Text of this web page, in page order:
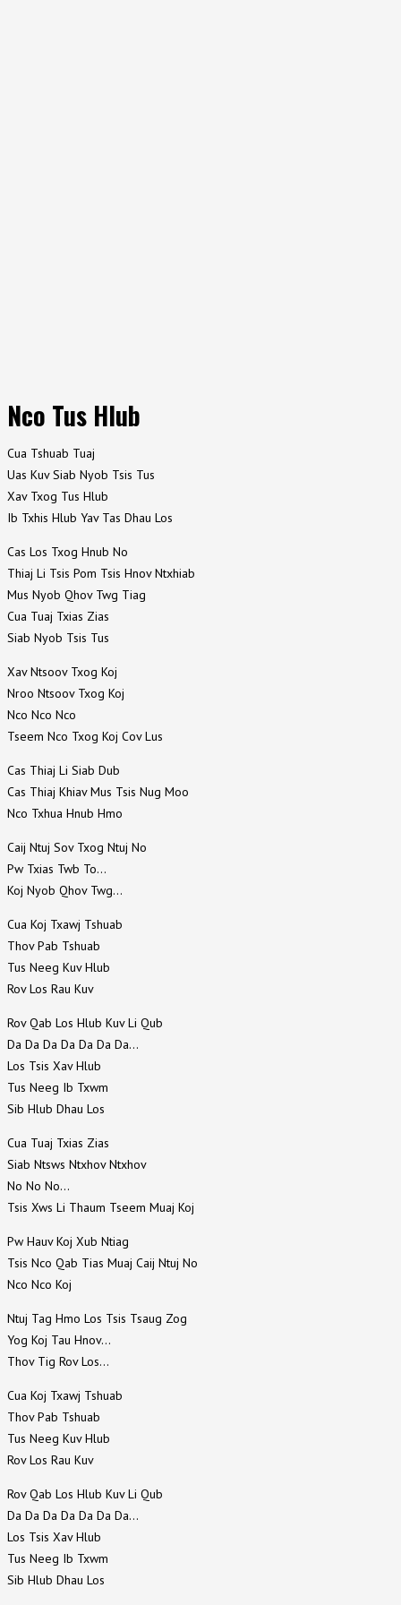
Nco Tus Hlub
Cua Tshuab Tuaj
Uas Kuv Siab Nyob Tsis Tus
Xav Txog Tus Hlub
Ib Txhis Hlub Yav Tas Dhau Los
Cas Los Txog Hnub No
Thiaj Li Tsis Pom Tsis Hnov Ntxhiab
Mus Nyob Qhov Twg Tiag
Cua Tuaj Txias Zias
Siab Nyob Tsis Tus
Xav Ntsoov Txog Koj
Nroo Ntsoov Txog Koj
Nco Nco Nco
Tseem Nco Txog Koj Cov Lus
Cas Thiaj Li Siab Dub
Cas Thiaj Khiav Mus Tsis Nug Moo
Nco Txhua Hnub Hmo
Caij Ntuj Sov Txog Ntuj No
Pw Txias Twb To…
Koj Nyob Qhov Twg…
Cua Koj Txawj Tshuab
Thov Pab Tshuab
Tus Neeg Kuv Hlub
Rov Los Rau Kuv
Rov Qab Los Hlub Kuv Li Qub
Da Da Da Da Da Da Da…
Los Tsis Xav Hlub
Tus Neeg Ib Txwm
Sib Hlub Dhau Los
Cua Tuaj Txias Zias
Siab Ntsws Ntxhov Ntxhov
No No No…
Tsis Xws Li Thaum Tseem Muaj Koj
Pw Hauv Koj Xub Ntiag
Tsis Nco Qab Tias Muaj Caij Ntuj No
Nco Nco Koj
Ntuj Tag Hmo Los Tsis Tsaug Zog
Yog Koj Tau Hnov…
Thov Tig Rov Los…
Cua Koj Txawj Tshuab
Thov Pab Tshuab
Tus Neeg Kuv Hlub
Rov Los Rau Kuv
Rov Qab Los Hlub Kuv Li Qub
Da Da Da Da Da Da Da…
Los Tsis Xav Hlub
Tus Neeg Ib Txwm
Sib Hlub Dhau Los